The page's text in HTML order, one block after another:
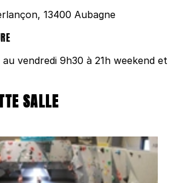
13400 Aubagne
vendredi 9h30 à 21h weekend et
SALLE